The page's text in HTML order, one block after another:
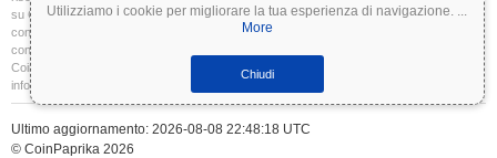
Utilizziamo i cookie per migliorare la tua esperienza di navigazione. ...
More
Chiudi
su Coinpaprika sono fornite esclusivamente a scopo informativo e non costituiscono
consulenza finanziaria o di investimento. Conduci sempre le tue ricerche (DYOR) e
consulta un consulente finanziario qualificato prima di prendere decisioni di investimento.
Coinpaprika non è responsabile per eventuali perdite derivanti dall'uso di queste
informazioni.
Ultimo aggiornamento: 2026-08-08 22:48:18 UTC
© CoinPaprika 2026